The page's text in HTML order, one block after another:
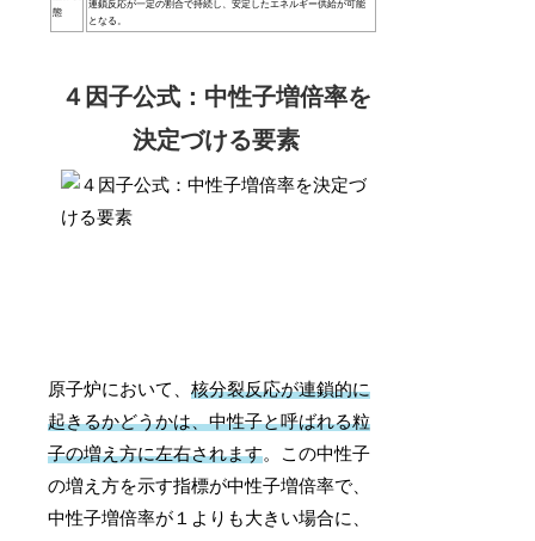
態
連鎖反応が一定の割合で持続し、安定したエネルギー供給が可能
となる。
４因子公式：中性子増倍率を
決定づける要素
原子炉において、核分裂反応が連鎖的に
起きるかどうかは、中性子と呼ばれる粒
子の増え方に左右されます。この中性子
の増え方を示す指標が中性子増倍率で、
中性子増倍率が１よりも大きい場合に、